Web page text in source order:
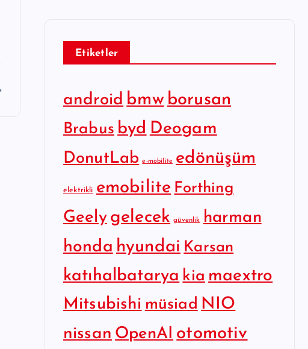
Etiketler
android bmw borusan
Brabus byd Deogam
DonutLab e-mobilite edönüşüm
elektrikli emobilite Forthing
Geely gelecek güvenlik
harman
honda hyundai Karsan
katıhalbatarya kia maextro
Mitsubishi müsiad NIO
nissan OpenAI otomotiv